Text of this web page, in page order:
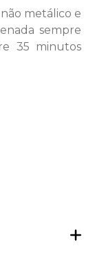
metálico e
sempre
35 minutos